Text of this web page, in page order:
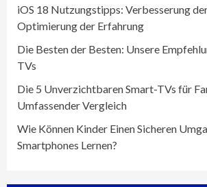
iOS 18 Nutzungstipps: Verbesserung
Optimierung der Erfahrung
Die Besten der Besten: Unsere
TVs
Die 5 Unverzichtbaren Smart-TVs für
Umfassender Vergleich
Wie Können Kinder Einen Sicheren
Smartphones Lernen?